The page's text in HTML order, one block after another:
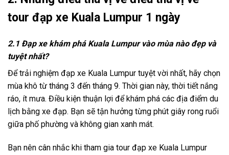
tour đạp xe Kuala Lumpur 1 ngày
2.1 Đạp xe khám phá Kuala Lumpur vào mùa nào đẹp và
tuyệt nhất?
Để trải nghiệm đạp xe Kuala Lumpur tuyệt vời nhất, hãy chọn
mùa khô từ tháng 3 đến tháng 9. Thời gian này, thời tiết nắng
ráo, ít mưa. Điều kiện thuận lợi để khám phá các địa điểm du
lịch bằng xe đạp. Bạn sẽ tận hưởng từng phút giây rong ruổi
giữa phố phường và không gian xanh mát.
Bạn nên cân nhắc khi tham gia tour đạp xe Kuala Lumpur